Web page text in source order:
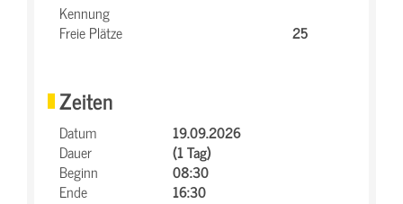
Kennung
Freie Plätze
25
Zeiten
Datum
19.09.2026
Dauer
(1 Tag)
Beginn
08:30
Ende
16:30